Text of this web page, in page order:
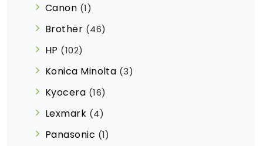
Canon (1)
Brother (46)
HP (102)
Konica Minolta (3)
Kyocera (16)
Lexmark (4)
Panasonic (1)